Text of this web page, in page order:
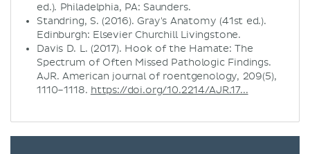
ed.). Philadelphia, PA: Saunders.
Standring, S. (2016). Gray's Anatomy (41st ed.).
Edinburgh: Elsevier Churchill Livingstone.
Davis D. L. (2017). Hook of the Hamate: The
Spectrum of Often Missed Pathologic Findings.
AJR. American journal of roentgenology, 209(5),
1110–1118. https://doi.org/10.2214/AJR.17...